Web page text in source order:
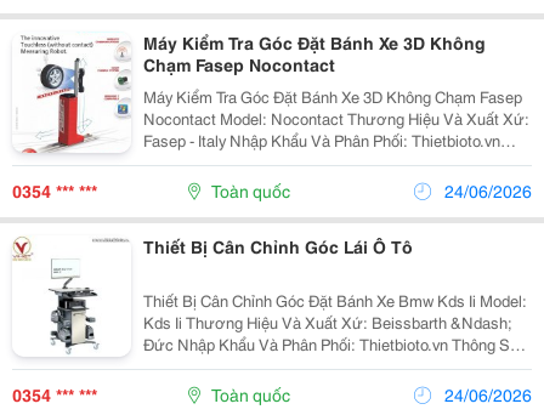
Máy Kiểm Tra Góc Đặt Bánh Xe 3D Không
Chạm Fasep Nocontact
Máy Kiểm Tra Góc Đặt Bánh Xe 3D Không Chạm Fasep
Nocontact Model: Nocontact Thương Hiệu Và Xuất Xứ:
Fasep - Italy Nhập Khẩu Và Phân Phối: Thietbioto.vn
Thông Số Đo Lường - Độ Chính Xác: 0.03&Deg;
&Ndash; 0.2 Mm - Đường Kính Bánh Xe:...
0354 *** *** Toàn quốc 24/06/2026
Thiết Bị Cân Chỉnh Góc Lái Ô Tô
Thiết Bị Cân Chỉnh Góc Đặt Bánh Xe Bmw Kds Ii Model:
Kds Ii Thương Hiệu Và Xuất Xứ: Beissbarth &Ndash;
Đức Nhập Khẩu Và Phân Phối: Thietbioto.vn Thông Số
Kỹ Thuật: - Nhiệt Độ Vận Hành: 5 &Ndash; 40 &Deg;C -
Nguồn Điện: 120 &Ndash; 220 V...
0354 *** *** Toàn quốc 24/06/2026